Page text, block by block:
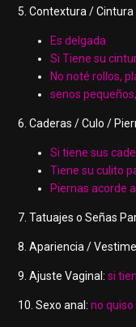
5. Contextura /
Es delgada
Si Tiene su
No noté rollos,
senos
6. Caderas / Culo /
Si tiene sus
Tiene su culito
Piernas acorde
7. Tatuajes o Señas
8. Apariencia /
9. Ajuste Vaginal: si
10. Sexo anal: no quiso